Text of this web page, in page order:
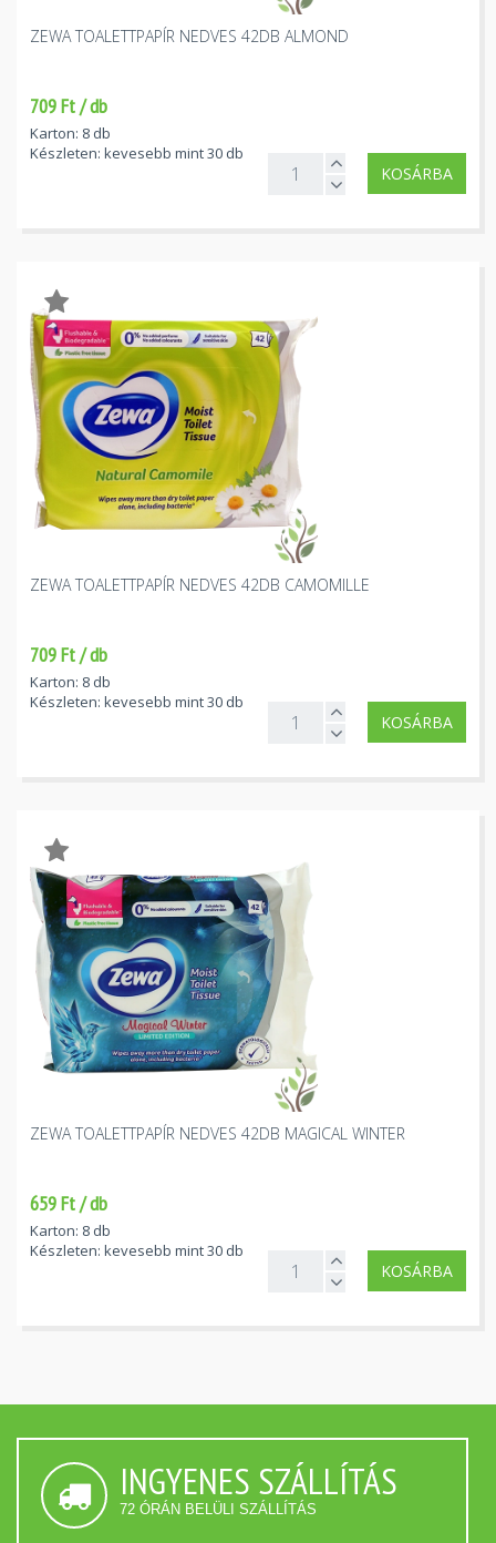
ZEWA TOALETTPAPÍR NEDVES 42DB ALMOND
709 Ft / db
Karton: 8 db
Készleten: kevesebb mint 30 db
KOSÁRBA
ZEWA TOALETTPAPÍR NEDVES 42DB CAMOMILLE
709 Ft / db
Karton: 8 db
Készleten: kevesebb mint 30 db
KOSÁRBA
ZEWA TOALETTPAPÍR NEDVES 42DB MAGICAL WINTER
659 Ft / db
Karton: 8 db
Készleten: kevesebb mint 30 db
KOSÁRBA
INGYENES SZÁLLÍTÁS
72 ÓRÁN BELÜLI SZÁLLÍTÁS